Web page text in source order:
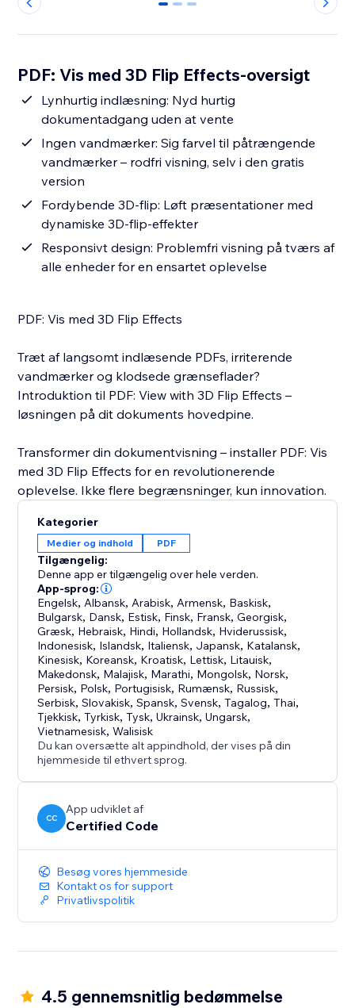
0 1 2
PDF: Vis med 3D Flip Effects-oversigt
Lynhurtig indlæsning: Nyd hurtig
dokumentadgang uden at vente
Ingen vandmærker: Sig farvel til påtrængende
vandmærker – rodfri visning, selv i den gratis
version
Fordybende 3D-flip: Løft præsentationer med
dynamiske 3D-flip-effekter
Responsivt design: Problemfri visning på tværs af
alle enheder for en ensartet oplevelse
PDF: Vis med 3D Flip Effects
Træt af langsomt indlæsende PDFs, irriterende
vandmærker og klodsede grænseflader?
Introduktion til PDF: View with 3D Flip Effects –
løsningen på dit dokuments hovedpine.
Transformer din dokumentvisning – installer PDF: Vis
med 3D Flip Effects for en revolutionerende
oplevelse. Ikke flere begrænsninger, kun innovation.
Kategorier
Medier og indhold PDF
Tilgængelig:
Denne app er tilgængelig over hele verden.
App-sprog:
Engelsk, Albansk, Arabisk, Armensk, Baskisk,
Bulgarsk, Dansk, Estisk, Finsk, Fransk,Georgisk,
Græsk, Hebraisk, Hindi, Hollandsk, Hviderussisk,
Indonesisk, Islandsk, Italiensk, Japansk, Katalansk,
Kinesisk, Koreansk, Kroatisk, Lettisk, Litauisk,
Makedonsk, Malajisk, Marathi, Mongolsk, Norsk,
Persisk, Polsk, Portugisisk, Rumænsk, Russisk,
Serbisk,Slovakisk,Spansk,Svensk,Tagalog,Thai,
Tjekkisk,Tyrkisk,Tysk,Ukrainsk,Ungarsk,
Vietnamesisk,Walisisk
Du kan oversætte alt appindhold, der vises på din
hjemmeside til ethvert sprog.
CC
App udviklet af
Certified Code
Besøg vores hjemmeside
Kontakt os for support
Privatlivspolitik
4.5 gennemsnitlig bedømmelse